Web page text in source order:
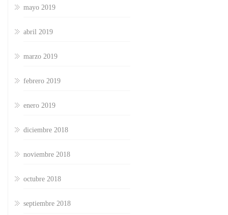
mayo 2019
abril 2019
marzo 2019
febrero 2019
enero 2019
diciembre 2018
noviembre 2018
octubre 2018
septiembre 2018